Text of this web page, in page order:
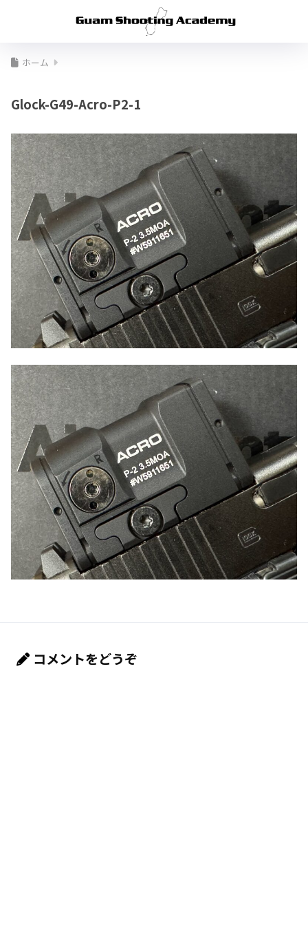
ホーム
Glock-G49-Acro-P2-1
コメントをどうぞ